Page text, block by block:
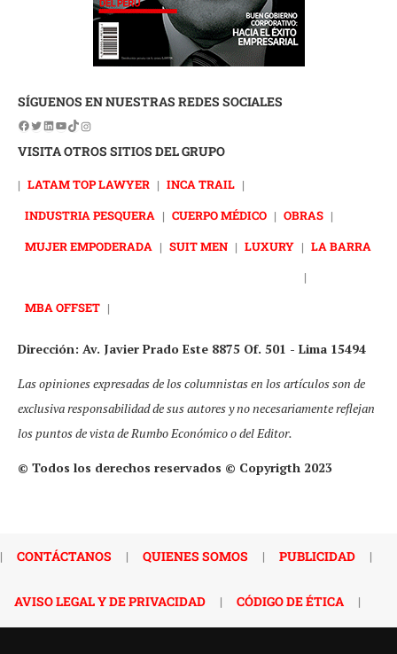
SÍGUENOS EN NUESTRAS REDES SOCIALES
VISITA OTROS SITIOS DEL GRUPO
| LATAM TOP LAWYER | INCA TRAIL |
INDUSTRIA PESQUERA | CUERPO MÉDICO | OBRAS |
MUJER EMPODERADA | SUIT MEN | LUXURY | LA BARRA
|
MBA OFFSET |
Dirección: Av. Javier Prado Este 8875 Of. 501 - Lima 15494
Las opiniones expresadas de los columnistas en los artículos son de
exclusiva responsabilidad de sus autores y no necesariamente reflejan
los puntos de vista de Rumbo Económico o del Editor.
© Todos los derechos reservados © Copyrigth 2023
| CONTÁCTANOS | QUIENES SOMOS | PUBLICIDAD |
AVISO LEGAL Y DE PRIVACIDAD | CÓDIGO DE ÉTICA |